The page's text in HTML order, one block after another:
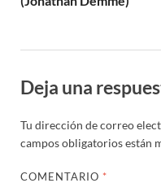
Deja una
Tu dirección de correo
campos obligatorios están
COMENTARIO *